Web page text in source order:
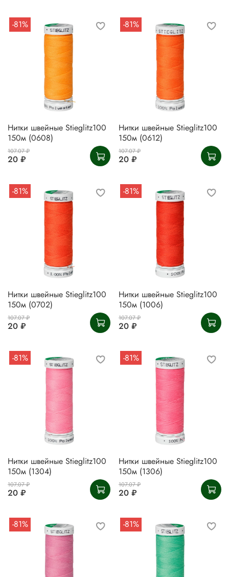
-81%
Нитки швейные Stieglitz100
150м (0608)
107.07 ₽
20 ₽
-81%
Нитки швейные Stieglitz100
150м (0612)
107.07 ₽
20 ₽
-81%
Нитки швейные Stieglitz100
150м (0702)
107.07 ₽
20 ₽
-81%
Нитки швейные Stieglitz100
150м (1006)
107.07 ₽
20 ₽
-81%
Нитки швейные Stieglitz100
150м (1304)
107.07 ₽
20 ₽
-81%
Нитки швейные Stieglitz100
150м (1306)
107.07 ₽
20 ₽
-81% -81%